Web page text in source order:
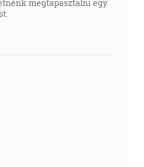
megtapasztalni egy